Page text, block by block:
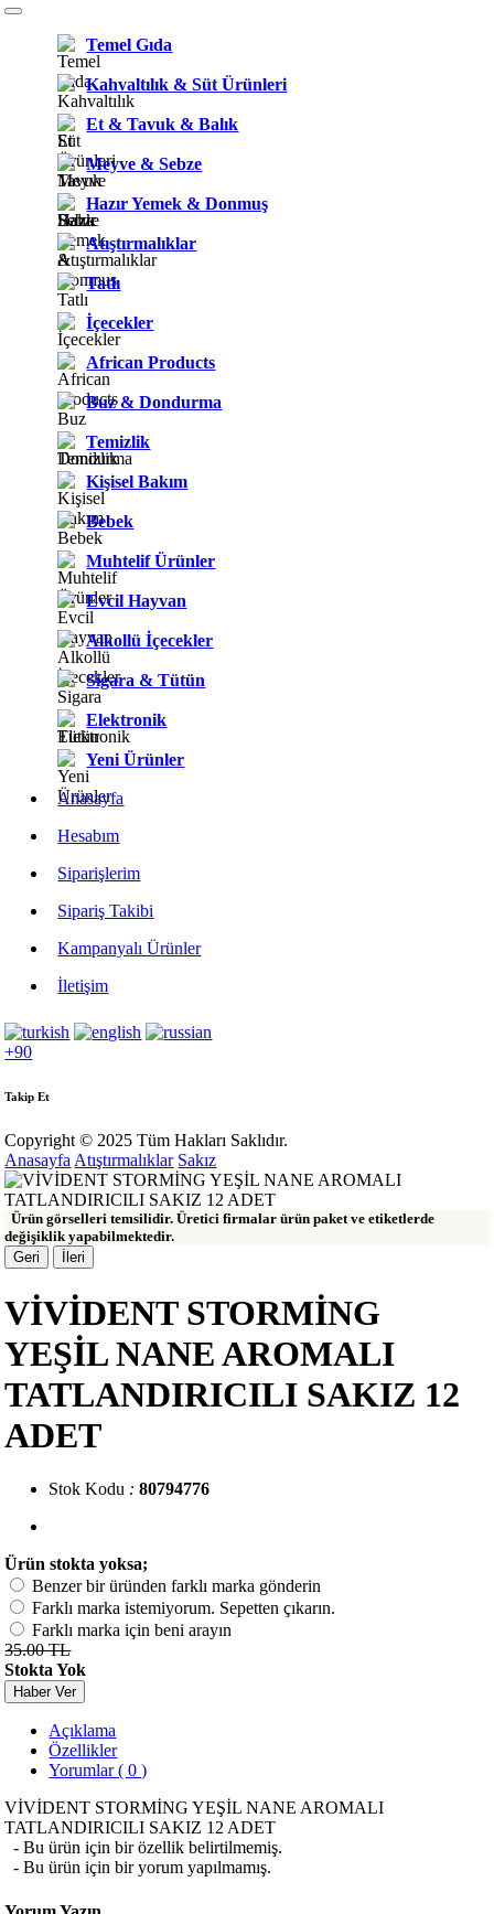
Temel Gıda
Kahvaltılık & Süt Ürünleri
Et & Tavuk & Balık
Meyve & Sebze
Hazır Yemek & Donmuş
Atıştırmalıklar
Tatlı
İçecekler
African Products
Buz & Dondurma
Temizlik
Kişisel Bakım
Bebek
Muhtelif Ürünler
Evcil Hayvan
Alkollü İçecekler
Sigara & Tütün
Elektronik
Yeni Ürünler
Anasayfa
Hesabım
Siparişlerim
Sipariş Takibi
Kampanyalı Ürünler
İletişim
+90
Takip Et
Copyright © 2025 Tüm Hakları Saklıdır.
Anasayfa Atıştırmalıklar Sakız
Ürün görselleri temsilidir. Üretici firmalar ürün paket ve etiketlerde
değişiklik yapabilmektedir.
Geri
İleri
VİVİDENT STORMİNG
YEŞİL NANE AROMALI
TATLANDIRICILI SAKIZ 12
ADET
Stok Kodu : 80794776
Ürün stokta yoksa;
Benzer bir üründen farklı marka gönderin
Farklı marka istemiyorum. Sepetten çıkarın.
Farklı marka için beni arayın
35.00 TL
Stokta Yok
Haber Ver
Açıklama
Özellikler
Yorumlar ( 0 )
VİVİDENT STORMİNG YEŞİL NANE AROMALI
TATLANDIRICILI SAKIZ 12 ADET
- Bu ürün için bir özellik belirtilmemiş.
- Bu ürün için bir yorum yapılmamış.